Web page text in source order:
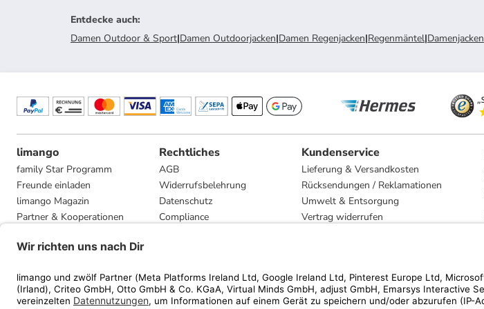
Entdecke auch:
Damen Outdoor & Sport|Damen Outdoorjacken|Damen Regenjacken|Regenmäntel|Damenjacken
limango
family Star Programm
Freunde einladen
limango Magazin
Partner & Kooperationen
Presse
Rechtliches
AGB
Widerrufsbelehrung
Datenschutz
Compliance
Kundenservice
Lieferung & Versandkosten
Rücksendungen / Reklamationen
Umwelt & Entsorgung
Vertrag widerrufen